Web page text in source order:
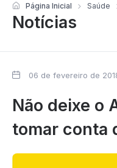
Notícias
Página Inicial Saúde
06 de fevereiro de
Não deixe o
tomar conta